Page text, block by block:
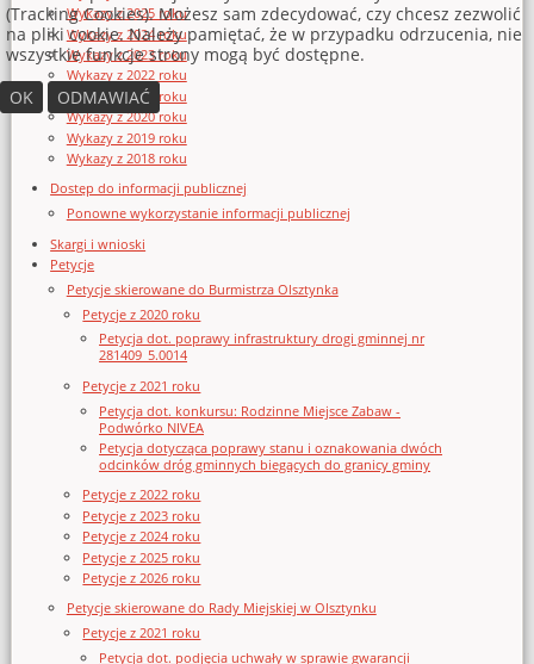
Wykazy z 2025 roku
Wykazy z 2024 roku
Wykazy z 2023 roku
Wykazy z 2022 roku
Wykazy z 2021 roku
Wykazy z 2020 roku
Wykazy z 2019 roku
Wykazy z 2018 roku
Dostęp do informacji publicznej
Ponowne wykorzystanie informacji publicznej
Skargi i wnioski
Petycje
Petycje skierowane do Burmistrza Olsztynka
Petycje z 2020 roku
Petycja dot. poprawy infrastruktury drogi gminnej nr
281409_5.0014
Petycje z 2021 roku
Petycja dot. konkursu: Rodzinne Miejsce Zabaw -
Podwórko NIVEA
Petycja dotycząca poprawy stanu i oznakowania dwóch
odcinków dróg gminnych biegących do granicy gminy
Petycje z 2022 roku
Petycje z 2023 roku
Petycje z 2024 roku
Petycje z 2025 roku
Petycje z 2026 roku
Petycje skierowane do Rady Miejskiej w Olsztynku
Petycje z 2021 roku
Petycja dot. podjęcia uchwały w sprawie gwarancji
(Tracking Cookies). Możesz sam zdecydować, czy chcesz zezwolić
na pliki cookie. Należy pamiętać, że w przypadku odrzucenia, nie
wszystkie funkcje strony mogą być dostępne.
OK
ODMAWIAĆ